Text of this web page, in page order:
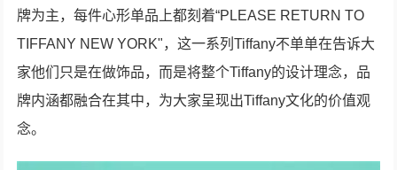
牌为主，每件心形单品上都刻着“PLEASE RETURN TO
TIFFANY NEW YORK"，这一系列Tiffany不单单在告诉大
家他们只是在做饰品，而是将整个Tiffany的设计理念，品
牌内涵都融合在其中，为大家呈现出Tiffany文化的价值观
念。